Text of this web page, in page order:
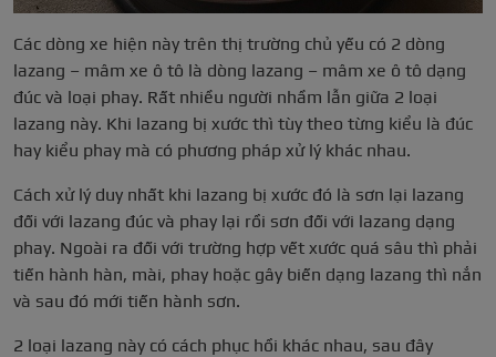
Các dòng xe hiện này trên thị trường chủ yếu có 2 dòng
lazang – mâm xe ô tô là dòng lazang – mâm xe ô tô dạng
đúc và loại phay. Rất nhiều người nhầm lẫn giữa 2 loại
lazang này. Khi lazang bị xước thì tùy theo từng kiểu là đúc
hay kiểu phay mà có phương pháp xử lý khác nhau.
Cách xử lý duy nhất khi lazang bị xước đó là sơn lại lazang
đối với lazang đúc và phay lại rồi sơn đối với lazang dạng
phay. Ngoài ra đối với trường hợp vết xước quá sâu thì phải
tiến hành hàn, mài, phay hoặc gây biến dạng lazang thì nắn
và sau đó mới tiến hành sơn.
2 loại lazang này có cách phục hồi khác nhau, sau đây